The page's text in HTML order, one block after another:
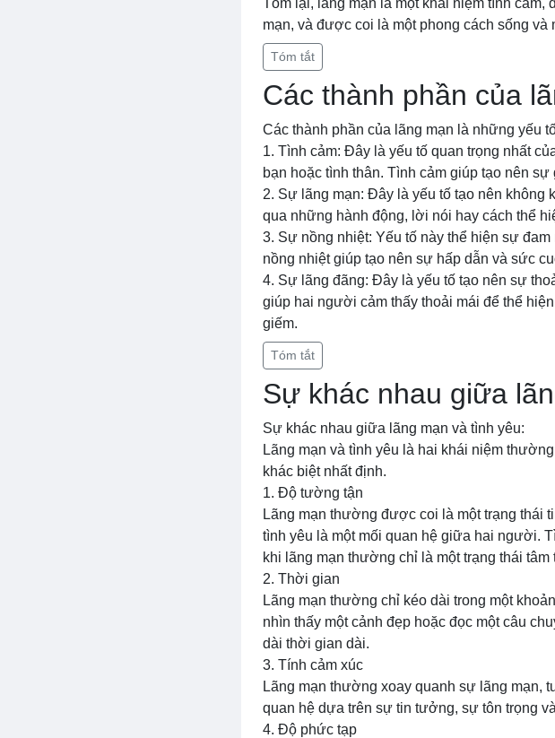
Tóm lại, lãng mạn là một khái niệm tình
mạn, và được coi là một phong cách sống và
Tóm tắt
Các thành phần của
Các thành phần của lãng mạn là những yếu
1. Tình cảm: Đây là yếu tố quan trọng nhất
bạn hoặc tình thân. Tình cảm giúp tạo nên
2. Sự lãng mạn: Đây là yếu tố tạo nên không
qua những hành động, lời nói hay cách thể
3. Sự nồng nhiệt: Yếu tố này thể hiện sự
nồng nhiệt giúp tạo nên sự hấp dẫn và sức
4. Sự lãng đãng: Đây là yếu tố tạo nên sự
giúp hai người cảm thấy thoải mái để thể
giếm.
Tóm tắt
Sự khác nhau giữa
Sự khác nhau giữa lãng mạn và tình yêu:
Lãng mạn và tình yêu là hai khái niệm
khác biệt nhất định.
1. Độ tường tận
Lãng mạn thường được coi là một trạng thái
tình yêu là một mối quan hệ giữa hai người.
khi lãng mạn thường chỉ là một trạng thái
2. Thời gian
Lãng mạn thường chỉ kéo dài trong một
nhìn thấy một cảnh đẹp hoặc đọc một câu
dài thời gian dài.
3. Tính cảm xúc
Lãng mạn thường xoay quanh sự lãng mạn,
quan hệ dựa trên sự tin tưởng, sự tôn trọng
4. Độ phức tạp